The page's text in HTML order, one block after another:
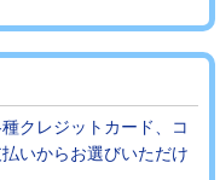
クレジットカード、コ
いからお選びいただけ